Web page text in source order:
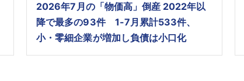
2026年7月の「物価高」倒産 2022年以
降で最多の93件 1-7月累計533件、
小・零細企業が増加し負債は小口化